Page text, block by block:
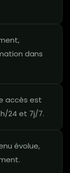
dans
accès est
24 et 7j/7.
évolue,